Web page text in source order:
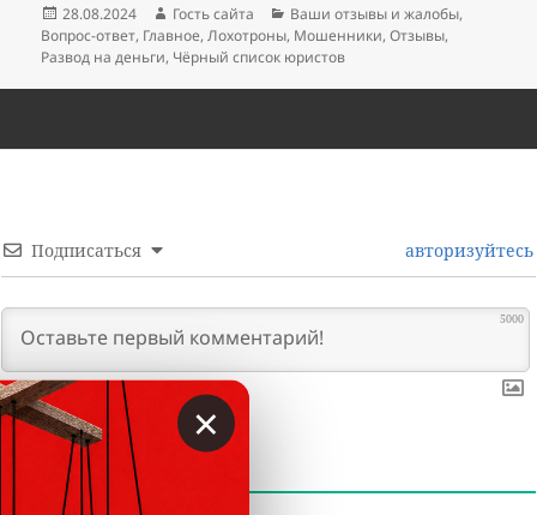
Опубликовано
28.08.2024 Автор
Гость сайта Рубрики
Ваши отзывы и жалобы,
Вопрос-ответ, Главное,Лохотроны, Мошенники,Отзывы,
Развод на деньги, Чёрный список юристов
Подписаться авторизуйтесь
5000
КОММЕНТАРИИ
×